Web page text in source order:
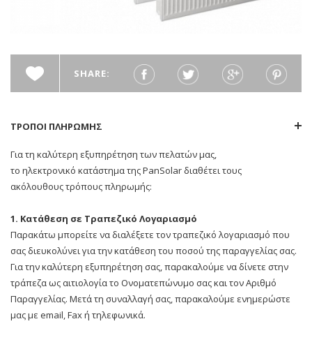
SHARE:
ΤΡΟΠΟΙ ΠΛΗΡΩΜΗΣ
Για τη καλύτερη εξυπηρέτηση των πελατών μας,
το ηλεκτρονικό κατάστημα της PanSolar διαθέτει τους
ακόλουθους τρόπους πληρωμής:
1. Κατάθεση σε Τραπεζικό Λογαριασμό
Παρακάτω μπορείτε να διαλέξετε τον τραπεζικό λογαριασμό που
σας διευκολύνει για την κατάθεση του ποσού της παραγγελίας σας.
Για την καλύτερη εξυπηρέτηση σας, παρακαλούμε να δίνετε στην
τράπεζα ως αιτιολογία το Ονοματεπώνυμο σας και τον Αριθμό
Παραγγελίας. Μετά τη συναλλαγή σας, παρακαλούμε ενημερώστε
μας με email, Fax ή τηλεφωνικά.